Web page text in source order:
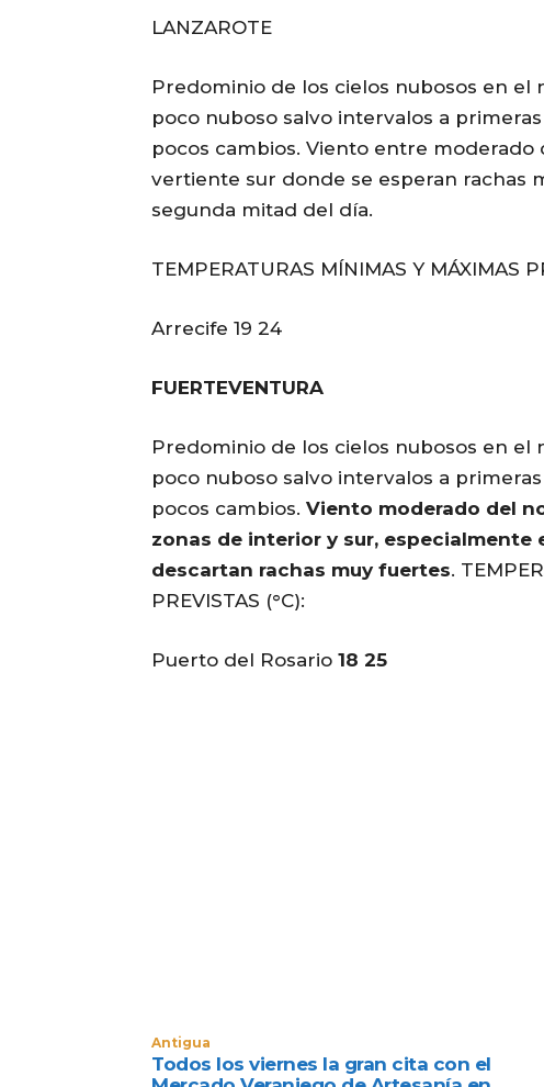
LANZAROTE
Predominio de los cielos nubosos en el
poco nuboso salvo intervalos a
pocos cambios. Viento entre
vertiente sur donde se esperan rachas
segunda mitad del día.
TEMPERATURAS MÍNIMAS Y MÁXIMAS
Arrecife 19 24
FUERTEVENTURA
Predominio de los cielos nubosos en el
poco nuboso salvo intervalos a
pocos cambios. Viento moderado del
zonas de interior y sur, especialmente
descartan rachas muy fuertes.
PREVISTAS (°C):
Puerto del Rosario 18 25
Antigua
Todos los viernes la gran cita con el